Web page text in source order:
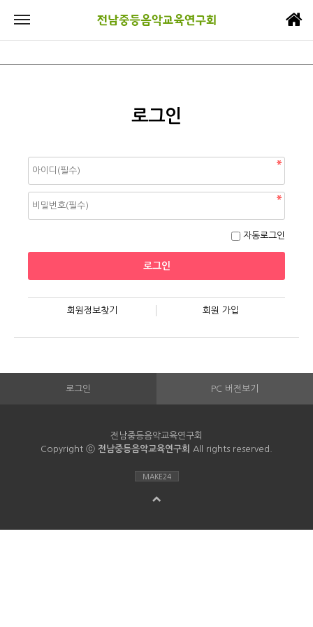
로그인
자동로그인
회원정보찾기 회원 가입
로그인 PC 버전보기
전남중등음악교육연구회
Copyright ⓒ 전남중등음악교육연구회 All rights reserved.
MAKE24